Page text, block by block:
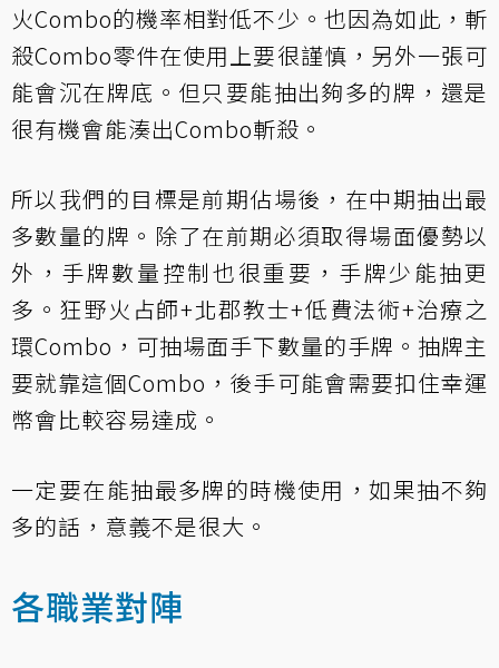
火Combo的機率相對低不少。也因為如此，斬
殺Combo零件在使用上要很謹慎，另外一張可
能會沉在牌底。但只要能抽出夠多的牌，還是
很有機會能湊出Combo斬殺。
所以我們的目標是前期佔場後，在中期抽出最
多數量的牌。除了在前期必須取得場面優勢以
外，手牌數量控制也很重要，手牌少能抽更
多。狂野火占師+北郡教士+低費法術+治療之
環Combo，可抽場面手下數量的手牌。抽牌主
要就靠這個Combo，後手可能會需要扣住幸運
幣會比較容易達成。
一定要在能抽最多牌的時機使用，如果抽不夠
多的話，意義不是很大。
各職業對陣